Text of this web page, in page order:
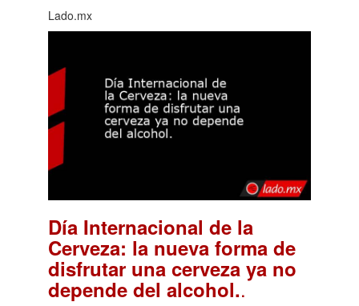
Lado.mx
Día Internacional de la
Cerveza: la nueva forma de
disfrutar una cerveza ya no
depende del alcohol..